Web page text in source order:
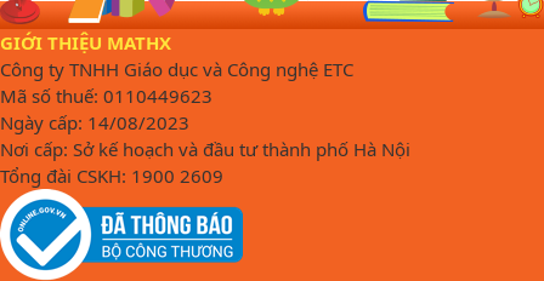
GIỚI THIỆU MATHX
Công ty TNHH Giáo dục và Công nghệ ETC
Mã số thuế: 0110449623
Ngày cấp: 14/08/2023
Nơi cấp: Sở kế hoạch và đầu tư thành phố Hà Nội
Tổng đài CSKH: 1900 2609